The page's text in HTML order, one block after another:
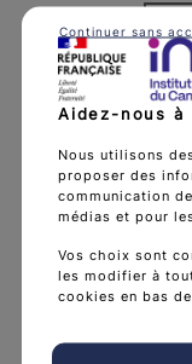
Aidez-nous à
Nous utilisons
proposer des
communication
médias et pour
Vos choix sont
les modifier à
cookies en bas
Continuer sans